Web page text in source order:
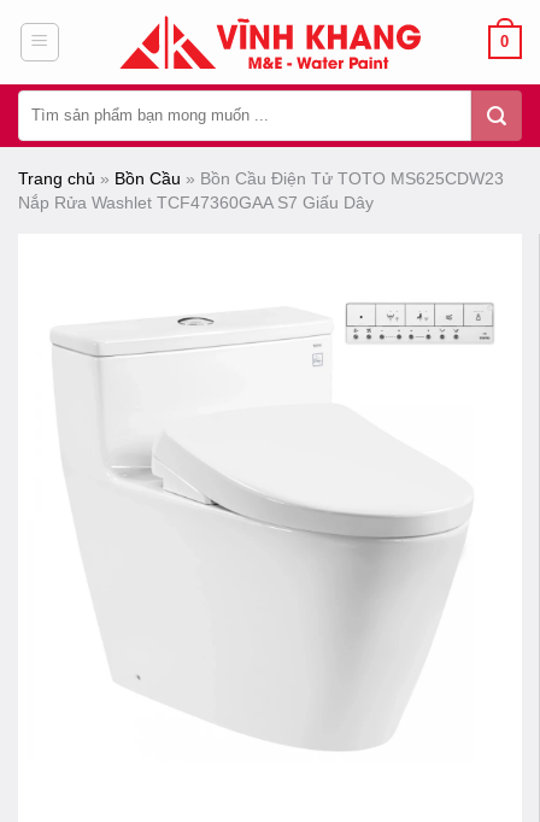
dung
0
kiếm:
Trang chủ » Bồn Cầu » Bồn Cầu Điện Tử TOTO MS625CDW23
Nắp Rửa Washlet TCF47360GAA S7 Giấu Dây